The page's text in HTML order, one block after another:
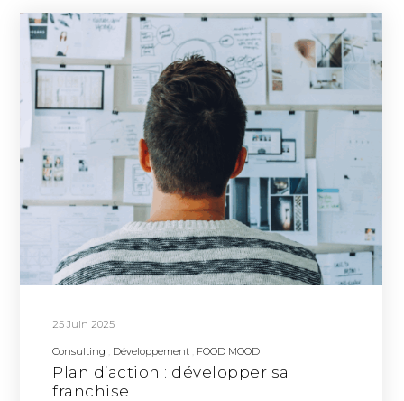
25 Juin 2025
Consulting Développement FOOD MOOD
Plan d’action : développer sa
franchise